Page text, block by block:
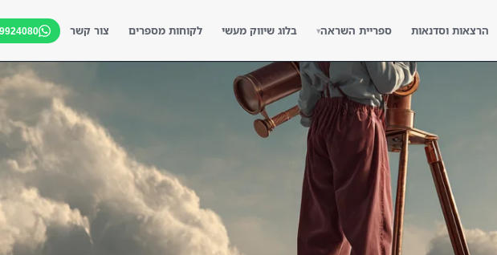
הרצאות וסדנאות ספריית השראה▾ בלוג שיווק מעשי לקוחות מספרים צור קשר
▾
▾